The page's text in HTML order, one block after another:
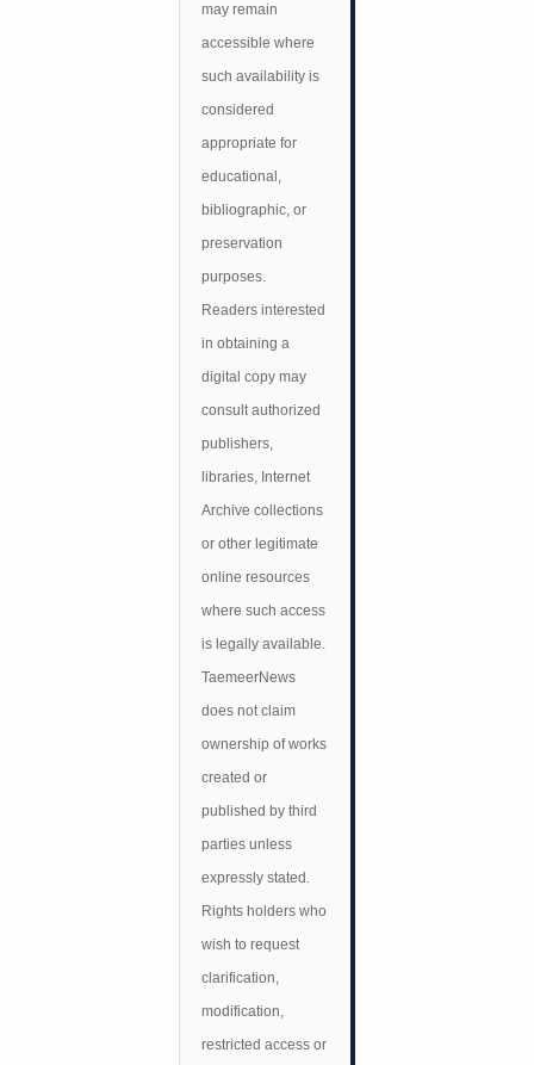
may remain
accessible where
such availability is
considered
appropriate for
educational,
bibliographic, or
preservation
purposes.
Readers interested
in obtaining a
digital copy may
consult authorized
publishers,
libraries, Internet
Archive collections
or other legitimate
online resources
where such access
is legally available.
TaemeerNews
does not claim
ownership of works
created or
published by third
parties unless
expressly stated.
Rights holders who
wish to request
clarification,
modification,
restricted access or